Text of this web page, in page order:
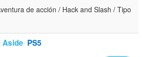
de acción / Hack and Slash / Tipo
Aside PS5